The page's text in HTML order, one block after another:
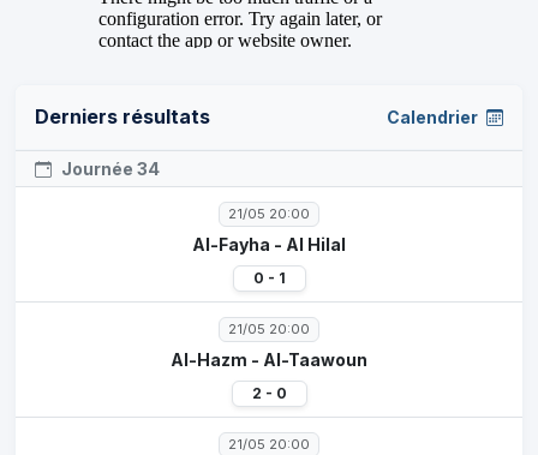
Derniers résultats Calendrier
Journée 34
21/05 20:00
Al-Fayha - Al Hilal
0 - 1
21/05 20:00
Al-Hazm - Al-Taawoun
2 - 0
21/05 20:00